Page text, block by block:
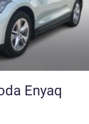
Enyaq